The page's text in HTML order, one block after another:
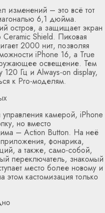
изменений – это всё тот
6,1 дюйма.
остров, а защищает экран
Shield. Пиковая
2000 нит, позволяя
iPhone 16, а True
освещение. Тем
120 Гц и Always-on display,
к Pro-моделям.
камерой, iPhone
но вместо
– Action Button. На неё
фонарика,
а также, само-собой,
переключатель, знакомый
место более новому и
кастомизация только